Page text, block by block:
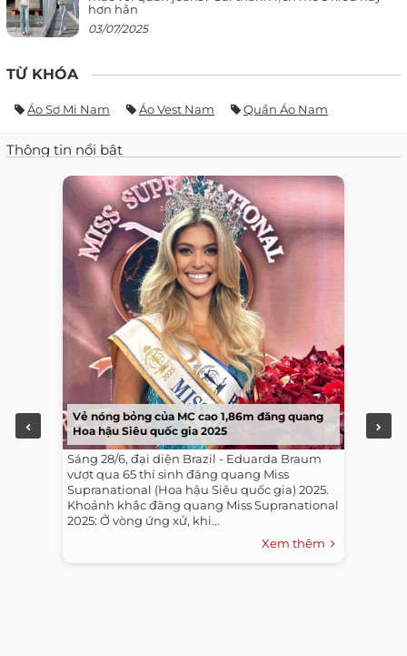
hơn hẳn
03/07/2025
TỪ KHÓA
Áo Sơ Mi Nam Áo Vest Nam Quần Áo Nam
Thông tin nổi bật
Vẻ nóng bỏng của MC cao 1,86m đăng quang
Hoa hậu Siêu quốc gia 2025
Sáng 28/6, đại diện Brazil - Eduarda Braum
vượt qua 65 thí sinh đăng quang Miss
Supranational (Hoa hậu Siêu quốc gia) 2025.
Khoảnh khắc đăng quang Miss Supranational
2025: Ở vòng ứng xử, khi...
Xem thêm